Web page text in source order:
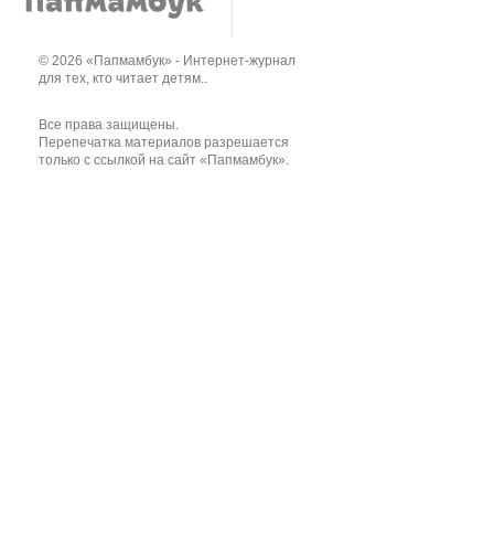
© 2026 «Папмамбук» - Интернет-журнал
для тех, кто читает детям..
Все права защищены.
Перепечатка материалов разрешается
только с ссылкой на сайт «Папмамбук».